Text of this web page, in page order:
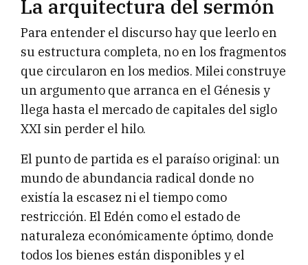
La arquitectura del sermón
Para entender el discurso hay que leerlo en
su estructura completa, no en los fragmentos
que circularon en los medios. Milei construye
un argumento que arranca en el Génesis y
llega hasta el mercado de capitales del siglo
XXI sin perder el hilo.
El punto de partida es el paraíso original: un
mundo de abundancia radical donde no
existía la escasez ni el tiempo como
restricción. El Edén como el estado de
naturaleza económicamente óptimo, donde
todos los bienes están disponibles y el